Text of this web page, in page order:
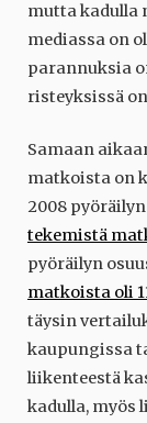
mutta kadulla
mediassa on
parannuksia
risteyksissä
Samaan
matkoista on
2008
tekemistä
pyöräilyn
matkoista oli
täysin
kaupungissa
liikenteestä
kadulla, myös